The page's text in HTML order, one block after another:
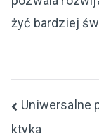
żyć bardziej
Uniwersalne
ktyka